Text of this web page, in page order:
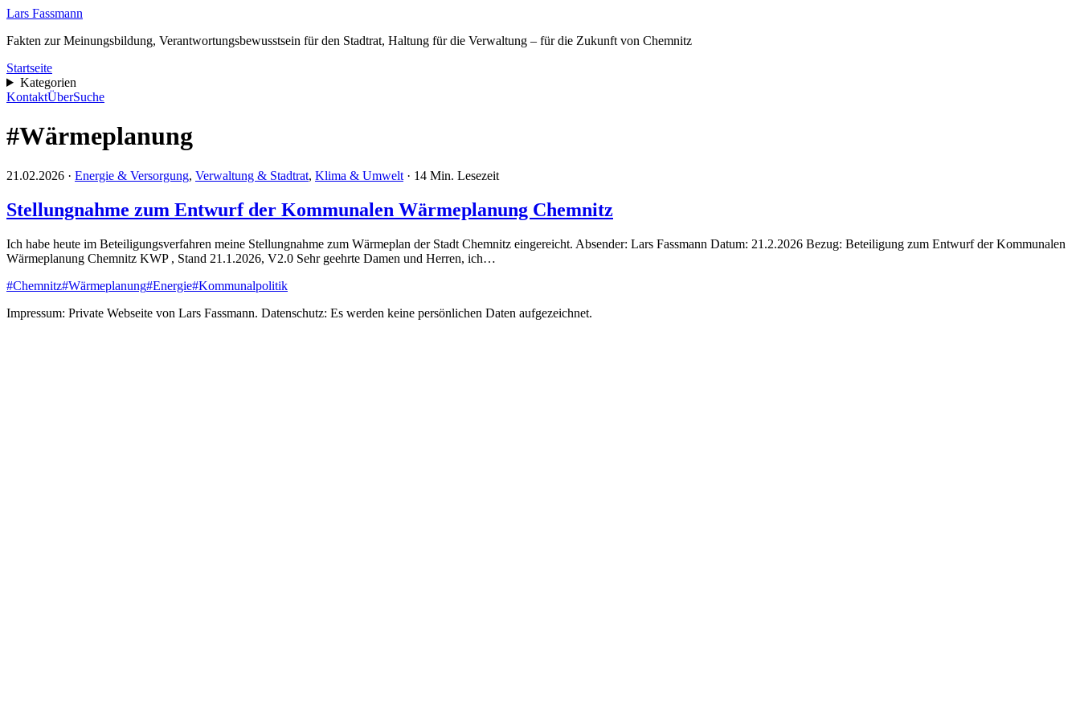
Lars Fassmann
Fakten zur Meinungsbildung, Verantwortungsbewusstsein für den Stadtrat, Haltung für die Verwaltung – für die Zukunft von Chemnitz
Startseite
Kategorien
KontaktÜberSuche
#Wärmeplanung
21.02.2026 · Energie & Versorgung, Verwaltung & Stadtrat, Klima & Umwelt · 14 Min. Lesezeit
Stellungnahme zum Entwurf der Kommunalen Wärmeplanung Chemnitz
Ich habe heute im Beteiligungsverfahren meine Stellungnahme zum Wärmeplan der Stadt Chemnitz eingereicht. Absender: Lars Fassmann Datum: 21.2.2026 Bezug: Beteiligung zum Entwurf der Kommunalen
Wärmeplanung Chemnitz KWP , Stand 21.1.2026, V2.0 Sehr geehrte Damen und Herren, ich…
#Chemnitz#Wärmeplanung#Energie#Kommunalpolitik
Impressum: Private Webseite von Lars Fassmann. Datenschutz: Es werden keine persönlichen Daten aufgezeichnet.